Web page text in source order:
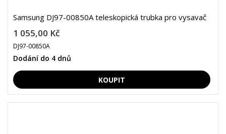
Samsung DJ97-00850A teleskopická trubka pro vysavač
1 055,00 Kč
DJ97-00850A
Dodání do 4 dnů